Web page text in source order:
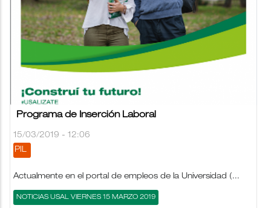
Programa de Inserción Laboral
15/03/2019 - 12:06
PIL
Actualmente en el portal de empleos de la Universidad (...
NOTICIAS USAL VIERNES 15 MARZO 2019